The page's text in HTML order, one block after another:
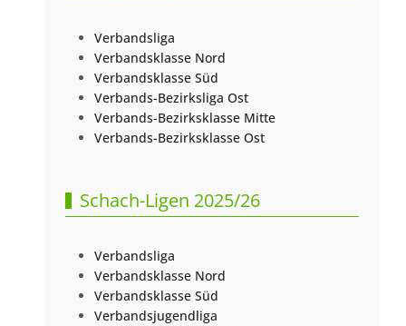
Verbandsliga
Verbandsklasse Nord
Verbandsklasse Süd
Verbands-Bezirksliga Ost
Verbands-Bezirksklasse Mitte
Verbands-Bezirksklasse Ost
Schach-Ligen 2025/26
Verbandsliga
Verbandsklasse Nord
Verbandsklasse Süd
Verbandsjugendliga